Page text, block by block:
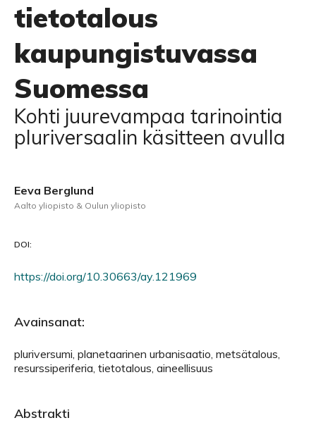
tietotalous
kaupungistuvassa
Suomessa
Kohti juurevampaa tarinointia
pluriversaalin käsitteen avulla
Eeva Berglund
Aalto yliopisto & Oulun yliopisto
DOI:
https://doi.org/10.30663/ay.121969
Avainsanat:
pluriversumi, planetaarinen urbanisaatio, metsätalous,
resurssiperiferia, tietotalous, aineellisuus
Abstrakti